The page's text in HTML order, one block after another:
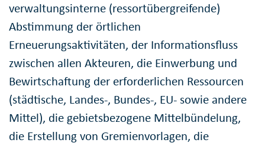
verwaltungsinterne (ressortübergreifende)
Abstimmung der örtlichen
Erneuerungsaktivitäten, der Informationsfluss
zwischen allen Akteuren, die Einwerbung und
Bewirtschaftung der erforderlichen Ressourcen
(städtische, Landes-, Bundes-, EU- sowie andere
Mittel), die gebietsbezogene Mittelbündelung,
die Erstellung von Gremienvorlagen, die